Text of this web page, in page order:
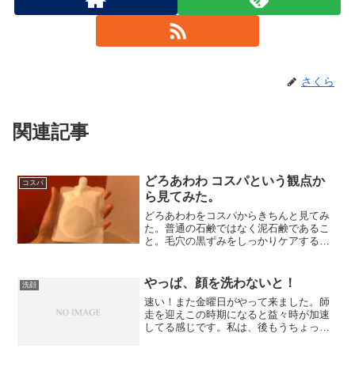
さくら
関連記事
コスパ
どろあわわ コスパという観点か
ら見てみた。
どろあわわをコスパからきちんと見てみ
た。普通の石鹸ではなく泥石鹸であるこ
と。毛穴の黒ずみをしっかりケアするこ
洗顔 やっぱ、顔を洗わないと！
速い！また金曜日がやって来ました。師
走を迎えこの時期になると益々時が加速
してる感じです。私は、後もうちょっと